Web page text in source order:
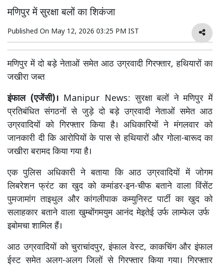
मणिपुर में सुरक्षा बलों का शिकंजा
Published On May 12, 2026 03:25 PM IST
मणिपुर में दो बड़े नेताओं समेत आठ उग्रवादी गिरफ्तार, हथियारों का
जखीरा जब्त
इंफाल (एजेंसी)। Manipur News: सुरक्षा बलों ने मणिपुर में
प्रतिबंधित संगठनों से जुड़े दो बड़े उग्रवादी नेताओं समेत आठ
उग्रवादियों को गिरफ्तार किया है। अधिकारियों ने मंगलवार को
जानकारी दी कि आरोपियों के पास से हथियारों और गोला-बारूद का
जखीरा बरामद किया गया है।
एक पुलिस अधिकारी ने बताया कि आठ उग्रवादियों में जोगम
लिबरेशन फ्रंट का खुद को कमांडर-इन-चीफ बताने वाला विंसेंट
पुमजामांग ताइथुल और कांगलीपाक कम्युनिस्ट पार्टी का खुद को
सलाहकार बताने वाला खुम्बोंगमयुम आनंद मेइतेई उर्फ ​​लाम्फेल उर्फ ​​
इबोमचा शामिल हैं।
आठ उग्रवादियों को चुराचांदपुर, इंफाल वेस्ट, काकचिंग और इंफाल
ईस्ट समेत अलग-अलग जिलों से गिरफ्तार किया गया। गिरफ्तार